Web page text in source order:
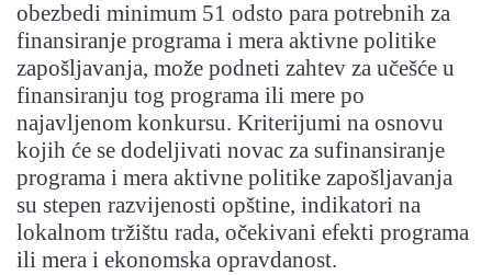
obezbedi minimum 51 odsto para potrebnih za
finansiranje programa i mera aktivne politike
zapošljavanja, može podneti zahtev za učešće u
finansiranju tog programa ili mere po
najavljenom konkursu. Kriterijumi na osnovu
kojih će se dodeljivati novac za sufinansiranje
programa i mera aktivne politike zapošljavanja
su stepen razvijenosti opštine, indikatori na
lokalnom tržištu rada, očekivani efekti programa
ili mera i ekonomska opravdanost.